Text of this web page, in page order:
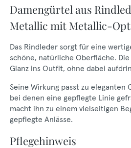
Damengürtel aus
Metallic mit Metallic-
Das Rindleder sorgt für eine
schöne, natürliche Oberfläche.
Glanz ins Outfit, ohne dabei
Seine Wirkung passt zu eleganten
bei denen eine gepflegte Linie
macht ihn zu einem vielseitigen
gepflegte Anlässe.
Pflegehinweis